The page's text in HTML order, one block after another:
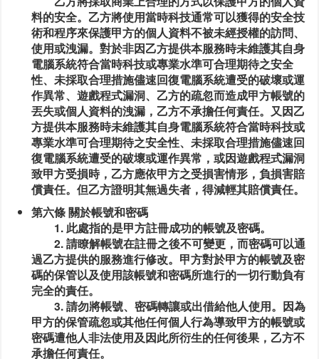
料的安全。乙方將使用當時科技通常可以獲得的安全技
術和程序來保護甲方的個人資料不被未經授權的訪問、
使用或洩漏。對於非因乙方提供本服務時未維護其自身
電腦系統符合當時科技或專業水準可合理期待之安全
性、未採取合理措施儘速回復電腦系統遭受的破壞或運
作異常、遊戲程式漏洞、乙方的疏忽而造成甲方帳號的
丟失或個人資料的洩漏，乙方不承擔任何責任。又因乙
方提供本服務時未維護其自身電腦系統符合當時科技或
專業水準可合理期待之安全性、未採取合理措施儘速回
復電腦系統遭受的破壞或運作異常，或因遊戲程式漏洞
致甲方受損時，乙方應依甲方之受損害情形，負損害賠
償責任。但乙方證明其無過失者，得減輕其賠償責任。
第六條 關於帳號和密碼
1. 此處指的是甲方註冊成功的帳號及密碼。
2. 請瞭解帳號在註冊之後不可變更，而密碼可以通
過乙方提供的服務進行修改。甲方對於甲方的帳號及密
碼的保管以及使用該帳號和密碼所進行的一切行動負有
完全的責任。
3. 請勿將帳號、密碼轉讓或出借給他人使用。因為
甲方的保管疏忽或其他任何個人行為導致甲方的帳號或
密碼遭他人非法使用及因此所衍生的任何後果，乙方不
承擔任何責任。